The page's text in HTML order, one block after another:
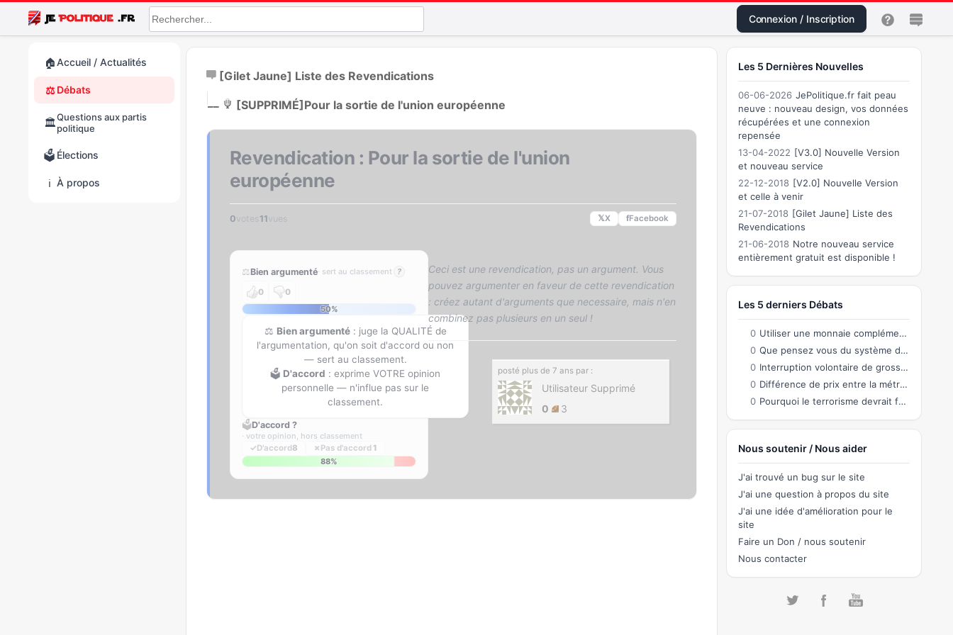
Connexion / Inscription
🏠Accueil / Actualités
⚖️ Débats
🏛️Questions aux partis
politique
🗳️ Élections
ℹ️ À propos
[Gilet Jaune] Liste des Revendications
[SUPPRIMÉ] Pour la sortie de l'union européenne
Revendication : Pour la sortie de l'union
européenne
0votes 11vues 𝕏X fFacebook
⚖️Bien argumenté· sert au classement ?
0
0
50%
⚖️ Bien argumenté: juge la QUALITÉ de
l'argumentation, qu'on soit d'accord ou non
— sert au classement.
🗳️ D'accord : exprime VOTRE opinion
personnelle — n'influe pas sur le
classement.
🗳️D'accord ?
· votre opinion, hors classement
✓D'accord8 ✗ Pas d'accord 1
88%
Ceci est une revendication, pas un argument. Vous
pouvez argumenter en faveur de cette revendication
: créez autant d'arguments que necessaire, mais n'en
combinez pas plusieurs en un seul !
posté plus de 7 ans par :
Utilisateur Supprimé
0
3
Les 5 Dernières Nouvelles
06-06-2026 JePolitique.fr fait peau
neuve : nouveau design, vos données
récupérées et une connexion
repensée
13-04-2022 [V3.0] Nouvelle Version
et nouveau service
22-12-2018 [V2.0] Nouvelle Version
et celle à venir
21-07-2018 [Gilet Jaune] Liste des
Revendications
21-06-2018 Notre nouveau service
entièrement gratuit est disponible !
Les 5 derniers Débats
0 Utiliser une monnaie complémentaire co-créée par les citoyens permettant des échanges
0 Que pensez vous du système de connection sur le site?
0 Interruption volontaire de grossesse
0 Différence de prix entre la métropole et l'Outre-Mer
0 Pourquoi le terrorisme devrait faire partie de notre quotidien ?
Nous soutenir / Nous aider
J'ai trouvé un bug sur le site
J'ai une question à propos du site
J'ai une idée d'amélioration pour le
site
Faire un Don / nous soutenir
Nous contacter